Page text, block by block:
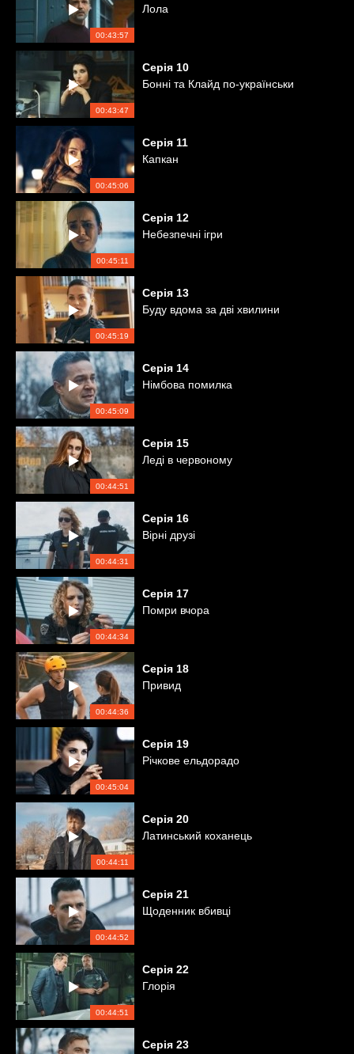
00:43:57
Лола
00:43:47
Серія 10
Бонні та Клайд по-українськи
00:45:06
Серія 11
Капкан
00:45:11
Серія 12
Небезпечні ігри
00:45:19
Серія 13
Буду вдома за дві хвилини
00:45:09
Серія 14
Німбова помилка
00:44:51
Серія 15
Леді в червоному
00:44:31
Серія 16
Вірні друзі
00:44:34
Серія 17
Помри вчора
00:44:36
Серія 18
Привид
00:45:04
Серія 19
Річкове ельдорадо
00:44:11
Серія 20
Латинський коханець
00:44:52
Серія 21
Щоденник вбивці
00:44:51
Серія 22
Глорія
Серія 23